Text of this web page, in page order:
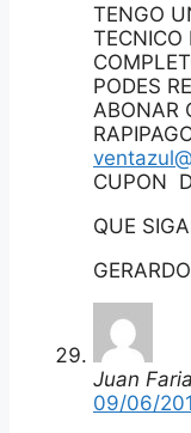
TENGO
TECNICO
PODES
ABONAR
CUPON
QUE
GERARDO
Juan
09/06/